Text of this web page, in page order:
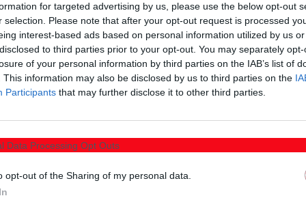
for targeted advertising by us, please use the below opt-out
selection. Please note that after your opt-out request is processed
interest-based ads based on personal information utilized by us
to third parties prior to your opt-out. You may separately
of your personal information by third parties on the IAB’s list of
This information may also be disclosed by us to third parties on the
Participants that may further disclose it to other third parties.
Data Processing Opt Outs
opt-out of the Sharing of my personal data.
Καβάλα και Δράμα
χοίρων εντοπίστηκε σε αγροτική μονάδα στον Δήμο
μέτρων καραντίνας και πρόληψης στις
Ανάπτυξης και Τροφίμων, έχει
περιορισμού σε κοινότητες και δήμους των τριών
ζώων, την ενίσχυση της επιτήρησης των
εφαρμογής των κανόνων βιοασφάλειας.